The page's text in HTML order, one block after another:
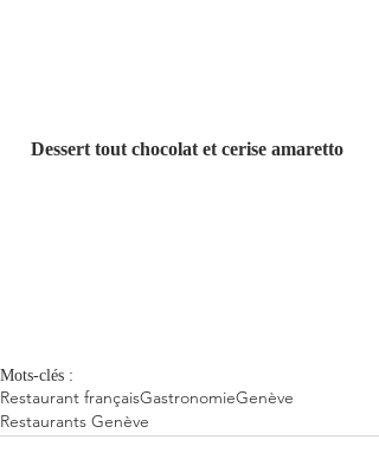
Dessert tout chocolat et cerise amaretto
Mots-clés :
Restaurant françaisGastronomieGenève
Restaurants Genève